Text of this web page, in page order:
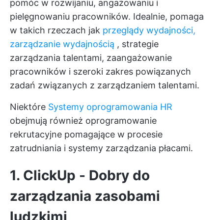
pomóc w rozwijaniu, angażowaniu i
pielęgnowaniu pracowników. Idealnie, pomaga
w takich rzeczach jak przeglądy wydajności,
zarządzanie wydajnością , strategie
zarządzania talentami, zaangażowanie
pracowników i szeroki zakres powiązanych
zadań związanych z zarządzaniem talentami.
Niektóre Systemy oprogramowania HR
obejmują również oprogramowanie
rekrutacyjne pomagające w procesie
zatrudniania i systemy zarządzania płacami.
1. ClickUp - Dobry do
zarządzania zasobami
ludzkimi